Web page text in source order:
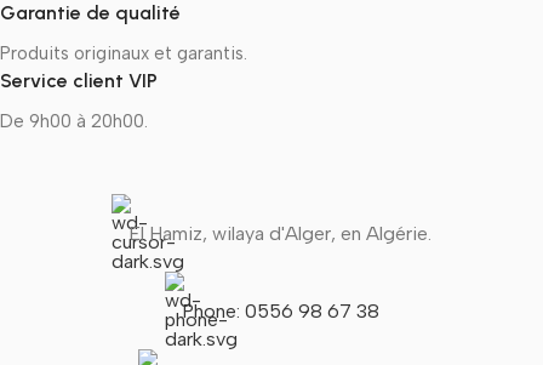
Garantie de qualité
Produits originaux et garantis.
Service client VIP
De 9h00 à 20h00.
El Hamiz, wilaya d'Alger, en Algérie.
Phone: 0556 98 67 38